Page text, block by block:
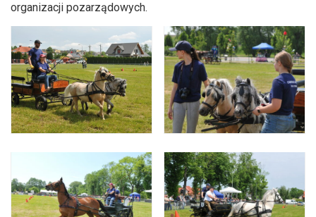
organizacji pozarządowych.